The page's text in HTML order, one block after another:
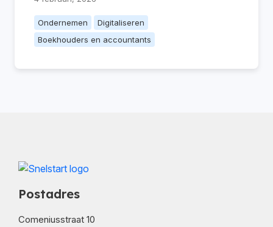
Ondernemen
Digitaliseren
Boekhouders en accountants
Postadres
Comeniusstraat 10